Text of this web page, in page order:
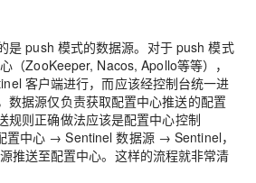
是 push 模式的数据源。对于 push 模式
（ZooKeeper, Nacos, Apollo等等），
客户端进行，而应该经控制台统一进
数据源仅负责获取配置中心推送的配置
规则正确做法应该是配置中心控制
置中心 → Sentinel 数据源 → Sentinel，
推送至配置中心。这样的流程就非常清